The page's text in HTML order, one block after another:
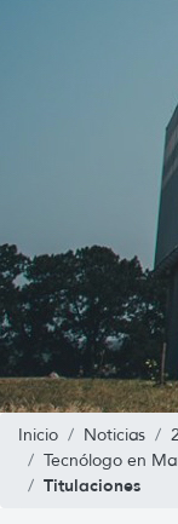
Inicio Noticias
Tecnólogo en
Titulaciones